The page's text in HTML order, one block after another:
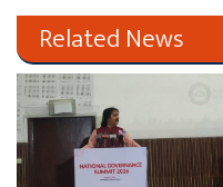
Related News